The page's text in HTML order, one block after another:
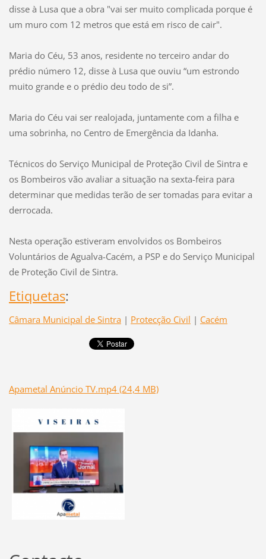
disse à Lusa que a obra "vai ser muito complicada porque é
um muro com 12 metros que está em risco de cair".
Maria do Céu, 53 anos, residente no terceiro andar do
prédio número 12, disse à Lusa que ouviu “um estrondo
muito grande e o prédio deu todo de si”.
Maria do Céu vai ser realojada, juntamente com a filha e
uma sobrinha, no Centro de Emergência da Idanha.
Técnicos do Serviço Municipal de Proteção Civil de Sintra e
os Bombeiros vão avaliar a situação na sexta-feira para
determinar que medidas terão de ser tomadas para evitar a
derrocada.
Nesta operação estiveram envolvidos os Bombeiros
Voluntários de Agualva-Cacém, a PSP e do Serviço Municipal
de Proteção Civil de Sintra.
Etiquetas:
Câmara Municipal de Sintra | Protecção Civil | Cacém
Apametal Anúncio TV.mp4 (24,4 MB)